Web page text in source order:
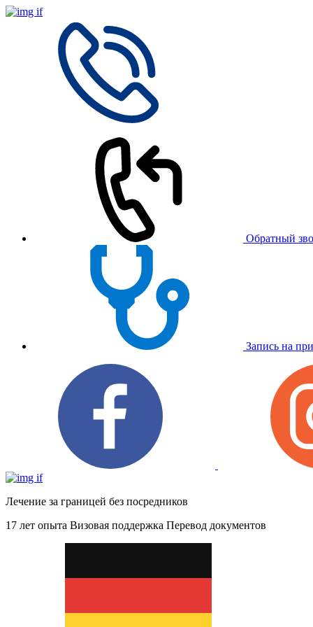
Обратный
Запись на
Лечение за границей без посредников
17 лет опыта Визовая поддержка Перевод документов